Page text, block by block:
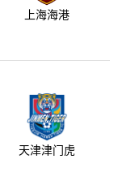
上海海港
天津津门虎